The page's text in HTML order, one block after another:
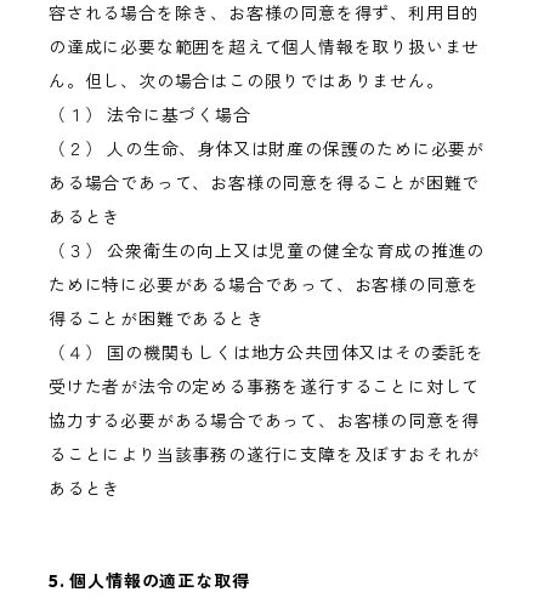
容される場合を除き、お客様の同意を得ず、利用目的
の達成に必要な範囲を超えて個人情報を取り扱いませ
ん。但し、次の場合はこの限りではありません。
（１） 法令に基づく場合
（２） 人の生命、身体又は財産の保護のために必要が
ある場合であって、お客様の同意を得ることが困難で
あるとき
（３） 公衆衛生の向上又は児童の健全な育成の推進の
ために特に必要がある場合であって、お客様の同意を
得ることが困難であるとき
（４） 国の機関もしくは地方公共団体又はその委託を
受けた者が法令の定める事務を遂行することに対して
協力する必要がある場合であって、お客様の同意を得
ることにより当該事務の遂行に支障を及ぼすおそれが
あるとき
5. 個人情報の適正な取得